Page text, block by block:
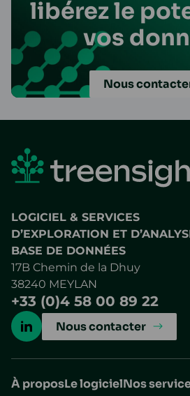
libérez le
vos
Nous
LOGICIEL & SERVICES
D’EXPLORATION ET
BASE DE DONNÉES
17B Chemin de la Dhuy
38240 MEYLAN
+33 (0)4 58 00 89 22
Nous contacter
À proposLe logicielNos